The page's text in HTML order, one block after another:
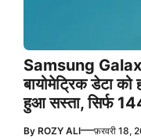
Samsung
बायोमेट्रिक डेटा को
हुआ सस्ता, सिर्फ
By ROZY ALI—फ़रवरी 18,